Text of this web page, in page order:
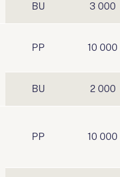
BU 3 000
PP 10 000
BU 2 000
PP 10 000